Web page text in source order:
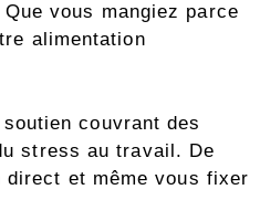
vous mangiez parce
alimentation
couvrant des
stress au travail. De
et même vous fixer